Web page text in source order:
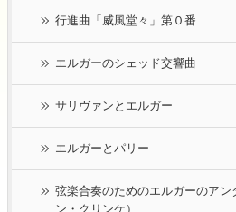
行進曲「威風堂々」第０番
エルガーのシェッド交響曲
サリヴァンとエルガー
エルガーとパリー
弦楽合奏のためのエルガーのア
ン・クリンケ）